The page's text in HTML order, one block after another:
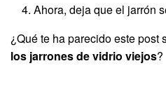
Ahora, deja que el jarrón
¿Qué te ha parecido este post
los jarrones de vidrio viejos?